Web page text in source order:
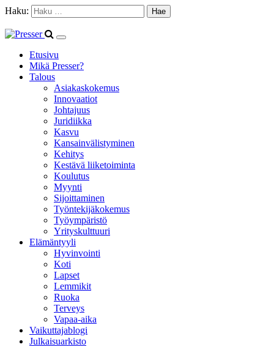
Haku:
Etusivu
Mikä Presser?
Talous
Asiakaskokemus
Innovaatiot
Johtajuus
Juridiikka
Kasvu
Kansainvälistyminen
Kehitys
Kestävä liiketoiminta
Koulutus
Myynti
Sijoittaminen
Työntekijäkokemus
Työympäristö
Yrityskulttuuri
Elämäntyyli
Hyvinvointi
Koti
Lapset
Lemmikit
Ruoka
Terveys
Vapaa-aika
Vaikuttajablogi
Julkaisuarkisto